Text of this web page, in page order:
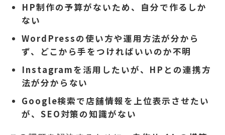
HP制作の予算がないため、自分で作るしか
ない
WordPressの使い方や運用方法が分から
ず、どこから手をつければいいのか不明
Instagramを活用したいが、HPとの連携方
法が分からない
Google検索で店舗情報を上位表示させたい
が、SEO対策の知識がない